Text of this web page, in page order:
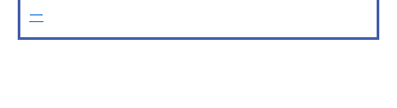
一